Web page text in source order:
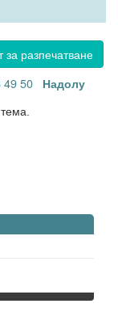
разпечатване
4950 Надолу